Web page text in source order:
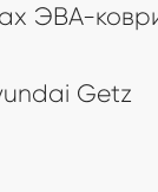
ЭВА-
Getz